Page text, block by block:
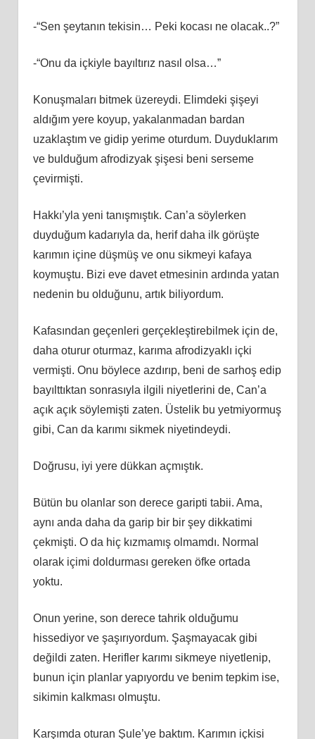
-“Sen şeytanın tekisin… Peki kocası ne olacak..?”
-“Onu da içkiyle bayıltırız nasıl olsa…”
Konuşmaları bitmek üzereydi. Elimdeki şişeyi
aldığım yere koyup, yakalanmadan bardan
uzaklaştım ve gidip yerime oturdum. Duyduklarım
ve bulduğum afrodizyak şişesi beni serseme
çevirmişti.
Hakkı’yla yeni tanışmıştık. Can’a söylerken
duyduğum kadarıyla da, herif daha ilk görüşte
karımın içine düşmüş ve onu sikmeyi kafaya
koymuştu. Bizi eve davet etmesinin ardında yatan
nedenin bu olduğunu, artık biliyordum.
Kafasından geçenleri gerçekleştirebilmek için de,
daha oturur oturmaz, karıma afrodizyaklı içki
vermişti. Onu böylece azdırıp, beni de sarhoş edip
bayılttıktan sonrasıyla ilgili niyetlerini de, Can’a
açık açık söylemişti zaten. Üstelik bu yetmiyormuş
gibi, Can da karımı sikmek niyetindeydi.
Doğrusu, iyi yere dükkan açmıştık.
Bütün bu olanlar son derece garipti tabii. Ama,
aynı anda daha da garip bir bir şey dikkatimi
çekmişti. O da hiç kızmamış olmamdı. Normal
olarak içimi doldurması gereken öfke ortada
yoktu.
Onun yerine, son derece tahrik olduğumu
hissediyor ve şaşırıyordum. Şaşmayacak gibi
değildi zaten. Herifler karımı sikmeye niyetlenip,
bunun için planlar yapıyordu ve benim tepkim ise,
sikimin kalkması olmuştu.
Karşımda oturan Şule’ye baktım. Karımın içkisi